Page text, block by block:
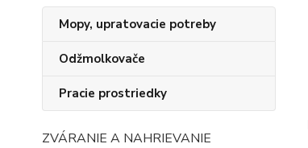
Mopy, upratovacie potreby
Odžmolkovače
Pracie prostriedky
ZVÁRANIE A NAHRIEVANIE